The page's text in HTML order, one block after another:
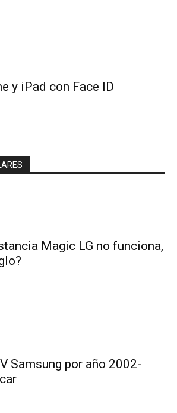
y iPad con Face ID
Magic LG no funciona,
Samsung por año 2002-